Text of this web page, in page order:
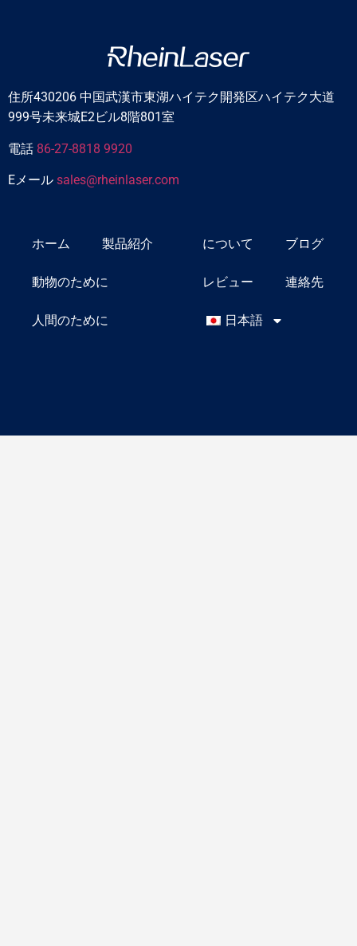
そ
の
他
の
方
す
住所430206 中国武漢市東湖ハイテク開発区ハイテク大道
999号未来城E2ビル8階801室
電話 86-27-8818 9920
Eメール sales@rheinlaser.com
ホーム 製品紹介
動物のために
人間のために
について ブログ
レビュー 連絡先
日本語